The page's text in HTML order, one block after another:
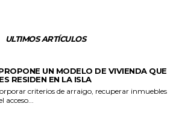
ULTIMOS ARTÍCULOS
UN MODELO DE VIVIENDA QUE
RESIDEN EN LA ISLA
criterios de arraigo, recuperar inmuebles